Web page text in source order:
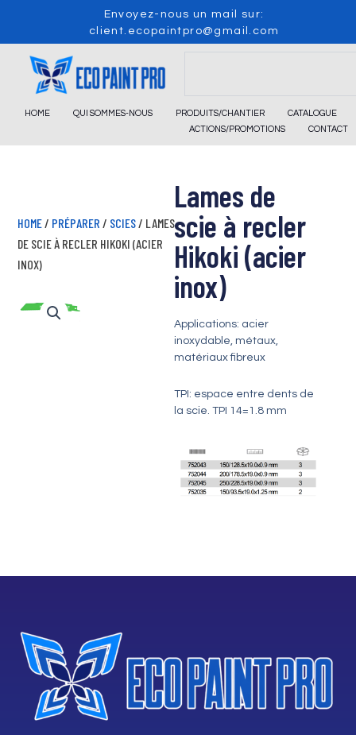
content
Envoyez-nous un mail sur:
client.ecopaintpro@gmail.com
HOME QUI SOMMES-NOUS PRODUITS/CHANTIER
CATALOGUE
ACTIONS/PROMOTIONS
CONTACT
Lames de
scie à recler
Hikoki (acier
inox)
Applications: acier
inoxydable, métaux,
matériaux fibreux
TPI: espace entre dents de
la scie. TPI 14=1.8 mm
HOME / PRÉPARER / SCIES / LAMES
DE SCIE À RECLER HIKOKI (ACIER
INOX)